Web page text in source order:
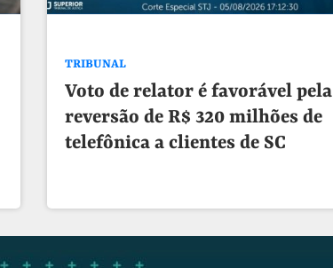
TRIBUNAL
Voto de relator é favorável pela
reversão de R$ 320 milhões de
telefônica a clientes de SC